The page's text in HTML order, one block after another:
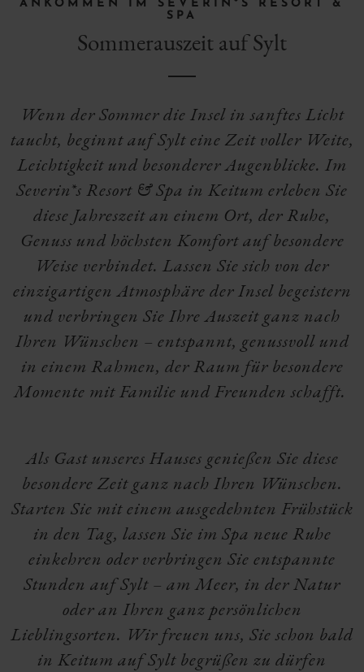
ANKOMMEN IM SEVERIN*S RESORT &
SPA
Sommerauszeit auf Sylt
Wenn der Sommer die Insel in sanftes Licht
taucht, beginnt auf Sylt eine Zeit voller Weite,
Leichtigkeit und besonderer Augenblicke. Im
Severin*s Resort & Spa in Keitum erleben Sie
diese Jahreszeit an einem Ort, der Ruhe,
Genuss und höchsten Komfort auf besondere
Weise verbindet. Lassen Sie sich von der
einzigartigen Atmosphäre der Insel begeistern
und verbringen Sie Ihre Auszeit ganz nach
Ihren Wünschen – entspannt, genussvoll und
in einem Rahmen, der Raum für besondere
Momente mit Familie und Freunden schafft.
Als Gast unseres Hauses genießen Sie diese
besondere Zeit ganz nach Ihren Wünschen.
Starten Sie mit einem ausgedehnten Frühstück
in den Tag, lassen Sie im Spa neue Ruhe
einkehren oder verbringen Sie entspannte
Stunden auf Sylt – am Meer, in der Natur
oder an Ihren ganz persönlichen
Lieblingsorten. Wir freuen uns, Sie schon bald
in Keitum auf Sylt begrüßen zu dürfen